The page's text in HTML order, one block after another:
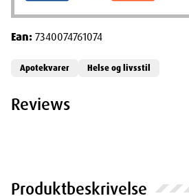
Produktbeskrivelse
Ean:7340074761074
Apotekvarer Helse og livsstil
Reviews